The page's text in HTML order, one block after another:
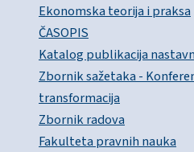
Ekonomska teorija i praksa
ČASOPIS
Katalog publikacija
Zbornik sažetaka -
transformacija
Zbornik radova
Fakulteta pravnih nauka